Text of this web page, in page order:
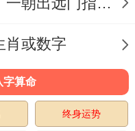
肖或数字
字算命
终身运势